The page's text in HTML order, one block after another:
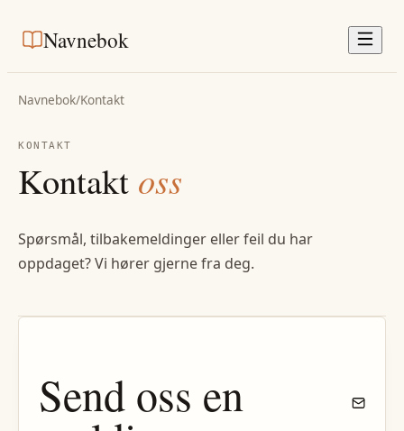
Navnebok
Navnebok/Kontakt
KONTAKT
Kontakt oss
Spørsmål, tilbakemeldinger eller feil du har
oppdaget? Vi hører gjerne fra deg.
Send oss en